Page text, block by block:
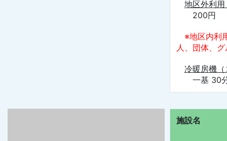
地区外利
200円
※地区内利
人、団体、
冷暖房機
一基 30
施設名